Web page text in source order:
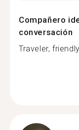
Compañero
conversación
Traveler,